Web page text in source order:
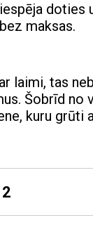
doties
maksas.
laimi, tas
Šobrīd no
kuru grūti